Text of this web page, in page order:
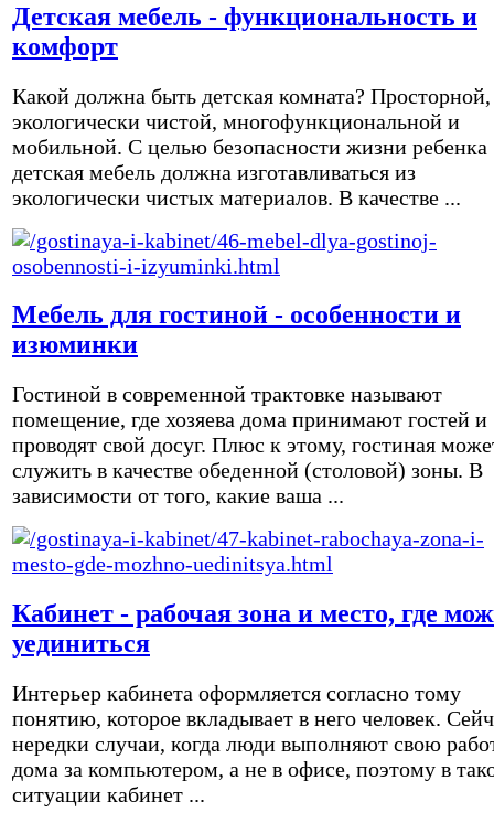
Детская мебель - функциональность и
комфорт
Какой должна быть детская комната? Просторной,
экологически чистой, многофункциональной и
мобильной. С целью безопасности жизни ребенка
детская мебель должна изготавливаться из
экологически чистых материалов. В качестве ...
Мебель для гостиной - особенности и
изюминки
Гостиной в современной трактовке называют
помещение, где хозяева дома принимают гостей и
проводят свой досуг. Плюс к этому, гостиная
служить в качестве обеденной (столовой) зоны. В
зависимости от того, какие ваша ...
Кабинет - рабочая зона и место, где
уединиться
Интерьер кабинета оформляется согласно тому
понятию, которое вкладывает в него человек.
нередки случаи, когда люди выполняют свою
дома за компьютером, а не в офисе, поэтому в
ситуации кабинет ...